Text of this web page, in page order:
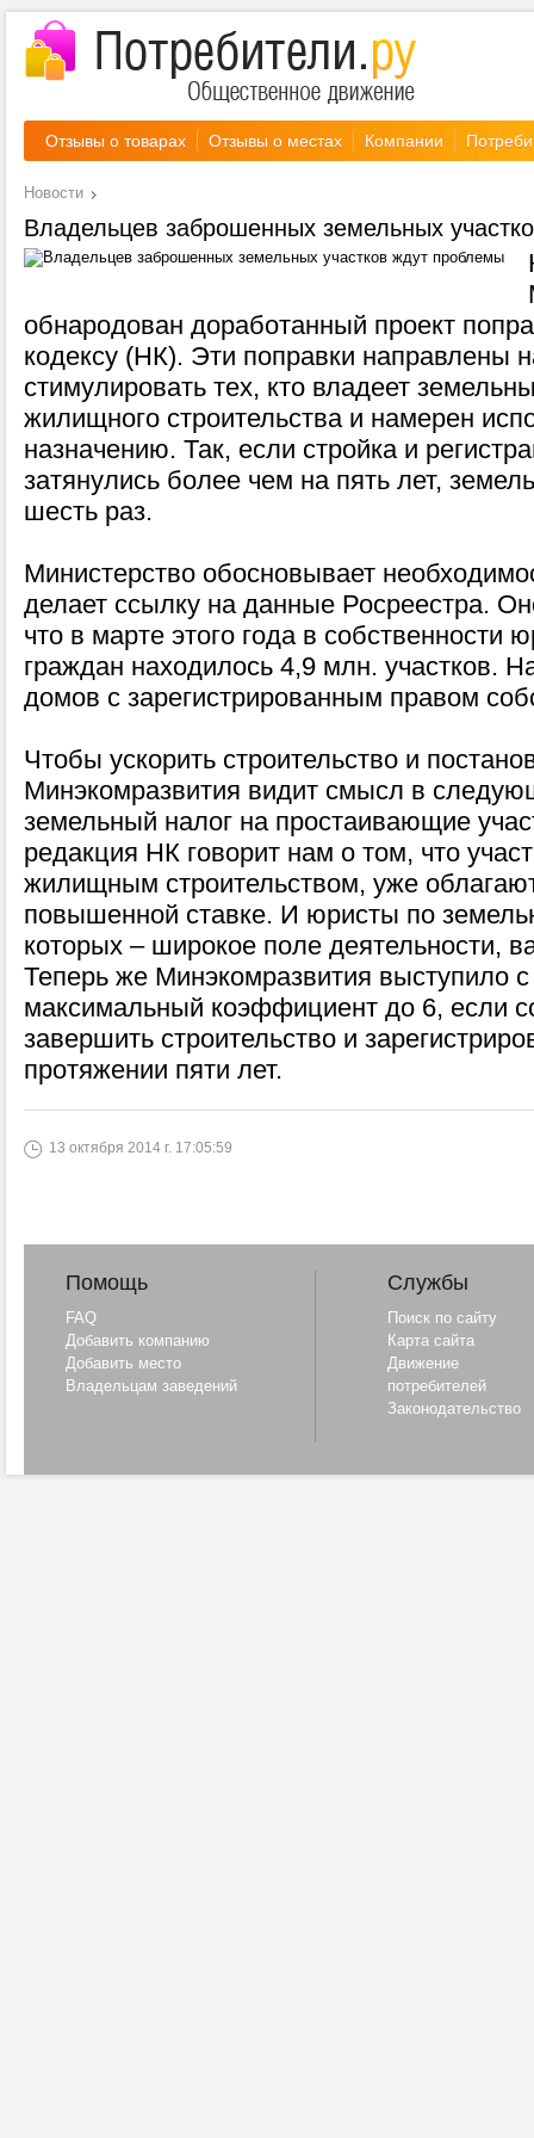
Отзывы о товарах Отзывы о местах Компании
Новости
Владельцев заброшенных земельных
обнародован доработанный проект
кодексу (НК). Эти поправки направлены
стимулировать тех, кто владеет
жилищного строительства и намерен
назначению. Так, если стройка и
затянулись более чем на пять лет,
шесть раз.
Министерство обосновывает
делает ссылку на данные Росреестра.
что в марте этого года в собственности
граждан находилось 4,9 млн. участков.
домов с зарегистрированным правом
Чтобы ускорить строительство и
Минэкомразвития видит смысл в
земельный налог на простаивающие
редакция НК говорит нам о том, что
жилищным строительством, уже
повышенной ставке. И юристы по
которых – широкое поле деятельности,
Теперь же Минэкомразвития выступило
максимальный коэффициент до 6, если
завершить строительство и
протяжении пяти лет.
13 октября 2014 г. 17:05:59
Помощь
FAQ
Добавить компанию
Добавить место
Владельцам заведений
Службы
Поиск по сайту
Карта сайта
Движение
потребителей
Законодательство